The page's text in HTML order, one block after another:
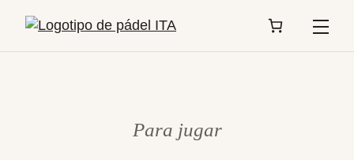
Menú
Para jugar